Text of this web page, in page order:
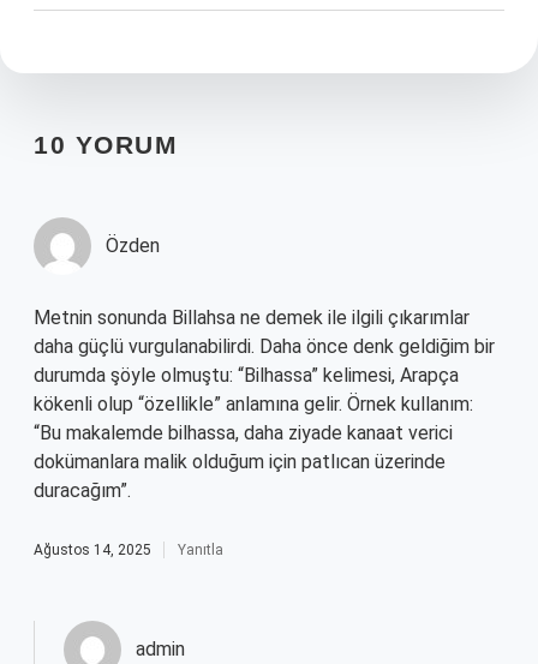
10 YORUM
Özden
Metnin sonunda Billahsa ne demek ile ilgili çıkarımlar
daha güçlü vurgulanabilirdi. Daha önce denk geldiğim bir
durumda şöyle olmuştu: “Bilhassa” kelimesi, Arapça
kökenli olup “özellikle” anlamına gelir. Örnek kullanım:
“Bu makalemde bilhassa, daha ziyade kanaat verici
dokümanlara malik olduğum için patlıcan üzerinde
duracağım”.
Ağustos 14, 2025 Yanıtla
admin